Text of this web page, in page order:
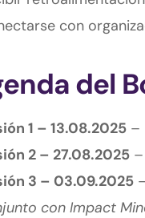
con
del
1 – 13.08.2025–
2 – 27.08.2025–
3 – 03.09.2025
con Impact